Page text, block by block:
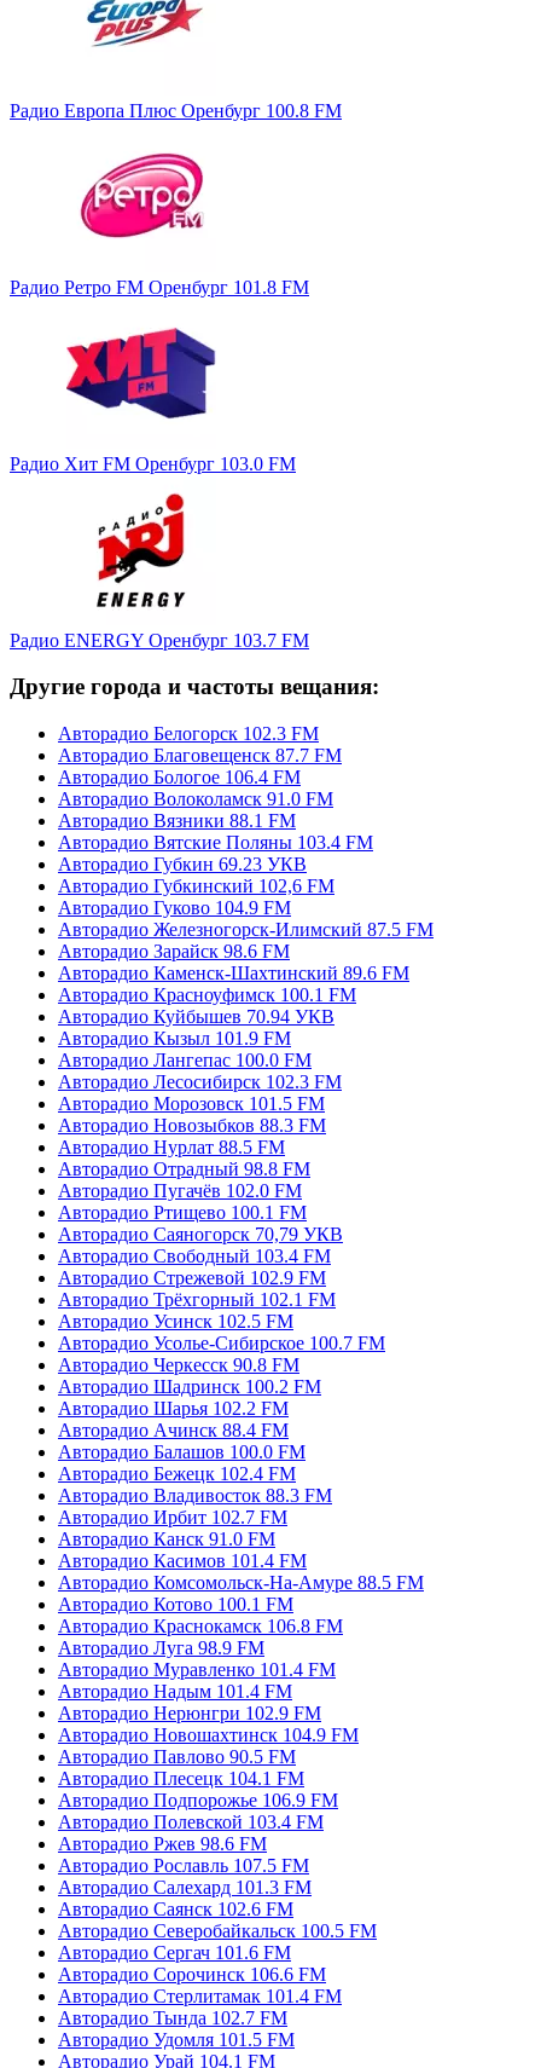
Радио Европа Плюс Оренбург 100.8 FM
Радио Ретро FM Оренбург 101.8 FM
Радио Хит FM Оренбург 103.0 FM
Радио ENERGY Оренбург 103.7 FM
Другие города и частоты вещания:
Авторадио Белогорск 102.3 FM
Авторадио Благовещенск 87.7 FM
Авторадио Бологое 106.4 FM
Авторадио Волоколамск 91.0 FM
Авторадио Вязники 88.1 FM
Авторадио Вятские Поляны 103.4 FM
Авторадио Губкин 69.23 УКВ
Авторадио Губкинский 102,6 FM
Авторадио Гуково 104.9 FM
Авторадио Железногорск-Илимский 87.5 FM
Авторадио Зарайск 98.6 FM
Авторадио Каменск-Шахтинский 89.6 FM
Авторадио Красноуфимск 100.1 FM
Авторадио Куйбышев 70.94 УКВ
Авторадио Кызыл 101.9 FM
Авторадио Лангепас 100.0 FM
Авторадио Лесосибирск 102.3 FM
Авторадио Морозовск 101.5 FM
Авторадио Новозыбков 88.3 FM
Авторадио Нурлат 88.5 FM
Авторадио Отрадный 98.8 FM
Авторадио Пугачёв 102.0 FM
Авторадио Ртищево 100.1 FM
Авторадио Саяногорск 70,79 УКВ
Авторадио Свободный 103.4 FM
Авторадио Стрежевой 102.9 FM
Авторадио Трёхгорный 102.1 FM
Авторадио Усинск 102.5 FM
Авторадио Усолье-Сибирское 100.7 FM
Авторадио Черкесск 90.8 FM
Авторадио Шадринск 100.2 FM
Авторадио Шарья 102.2 FM
Авторадио Ачинск 88.4 FM
Авторадио Балашов 100.0 FM
Авторадио Бежецк 102.4 FM
Авторадио Владивосток 88.3 FM
Авторадио Ирбит 102.7 FM
Авторадио Канск 91.0 FM
Авторадио Касимов 101.4 FM
Авторадио Комсомольск-На-Амуре 88.5 FM
Авторадио Котово 100.1 FM
Авторадио Краснокамск 106.8 FM
Авторадио Луга 98.9 FM
Авторадио Муравленко 101.4 FM
Авторадио Надым 101.4 FM
Авторадио Нерюнгри 102.9 FM
Авторадио Новошахтинск 104.9 FM
Авторадио Павлово 90.5 FM
Авторадио Плесецк 104.1 FM
Авторадио Подпорожье 106.9 FM
Авторадио Полевской 103.4 FM
Авторадио Ржев 98.6 FM
Авторадио Рославль 107.5 FM
Авторадио Салехард 101.3 FM
Авторадио Саянск 102.6 FM
Авторадио Северобайкальск 100.5 FM
Авторадио Сергач 101.6 FM
Авторадио Сорочинск 106.6 FM
Авторадио Стерлитамак 101.4 FM
Авторадио Тында 102.7 FM
Авторадио Удомля 101.5 FM
Авторадио Урай 104.1 FM